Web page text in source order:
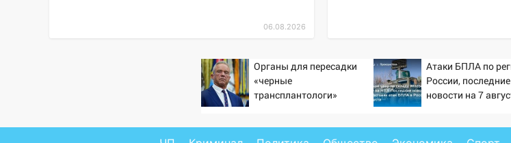
Ветераны легкой
атлетики из Ульяновска
успешно выступили на
16:02 В Ульяновской области
06.08.2026
Органы для пересадки
«черные
трансплантологи»
Атаки БПЛА по
России, последние
новости на 7
состояние